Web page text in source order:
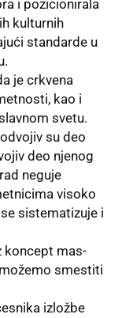
i pozicionirala
kulturnih
standarde u
je crkvena
kao i
svetu.
su deo
deo njenog
neguje
visoko
sistematizuje i
koncept mas-
smestiti
izložbe